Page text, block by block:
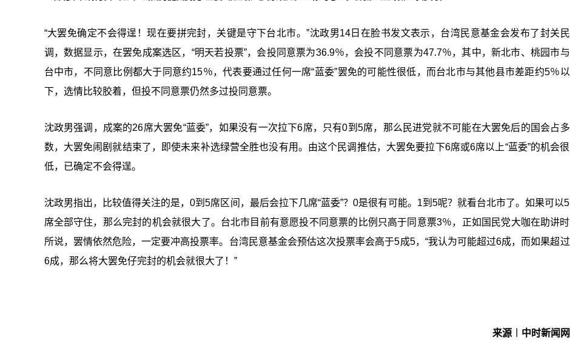
“大罢免确定不会得逞！现在要拼完封，关键是守下台北市。”沈政男14日在脸书发文表示，台湾民意基金会发布了封关民
调，数据显示，在罢免成案选区，“明天若投票”，会投同意票为36.9％，会投不同意票为47.7％，其中，新北市、桃园市与
台中市，不同意比例都大于同意约15％，代表要通过任何一席“蓝委”罢免的可能性很低，而台北市与其他县市差距约5％以
下，选情比较胶着，但投不同意票仍然多过投同意票。
沈政男强调，成案的26席大罢免“蓝委”，如果没有一次拉下6席，只有0到5席，那么民进党就不可能在大罢免后的国会占多
数，大罢免闹剧就结束了，即使未来补选绿营全胜也没有用。由这个民调推估，大罢免要拉下6席或6席以上“蓝委”的机会很
低，已确定不会得逞。
沈政男指出，比较值得关注的是，0到5席区间，最后会拉下几席“蓝委”？0是很有可能。1到5呢？就看台北市了。如果可以5
席全部守住，那么完封的机会就很大了。台北市目前有意愿投不同意票的比例只高于同意票3％，正如国民党大咖在助讲时
所说，罢情依然危险，一定要冲高投票率。台湾民意基金会预估这次投票率会高于5成5，“我认为可能超过6成，而如果超过
6成，那么将大罢免仔完封的机会就很大了！”
来源︱中时新闻网